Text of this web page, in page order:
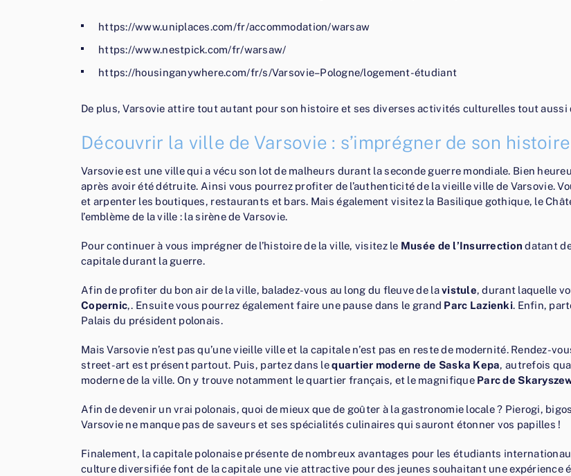
https://www.uniplaces.com/fr/accommodation/warsaw
https://www.nestpick.com/fr/warsaw/
https://housinganywhere.com/fr/s/Varsovie–Pologne/logement-étudiant
De plus, Varsovie attire tout autant pour son histoire et ses diverses activités culturelles tout aussi
Découvrir la ville de Varsovie : s’imprégner de son
Varsovie est une ville qui a vécu son lot de malheurs durant la seconde guerre mondiale. Bien
après avoir été détruite. Ainsi vous pourrez profiter de l’authenticité de la vieille ville de Varsovie.
et arpenter les boutiques, restaurants et bars. Mais également visitez la Basilique gothique, le
l’emblème de la ville : la sirène de Varsovie.
Pour continuer à vous imprégner de l’histoire de la ville, visitez le Musée de l’Insurrection datant
capitale durant la guerre.
Afin de profiter du bon air de la ville, baladez-vous au long du fleuve de lavistule, durant laquelle
Copernic,. Ensuite vous pourrez également faire une pause dans le grand Parc Lazienki. Enfin,
Palais du président polonais.
Mais Varsovie n’est pas qu’une vieille ville et la capitale n’est pas en reste de modernité. Rendez-
street-art est présent partout. Puis, partez dans lequartier moderne de Saska Kepa, autrefois
moderne de la ville. On y trouve notamment le quartier français, et le magnifique Parc de
Afin de devenir un vrai polonais, quoi de mieux que de goûter à la gastronomie locale ? Pierogi,
Varsovie ne manque pas de saveurs et ses spécialités culinaires qui sauront étonner vos papilles !
Finalement, la capitale polonaise présente de nombreux avantages pour les étudiants
culture diversifiée font de la capitale une vie attractive pour des jeunes souhaitant une